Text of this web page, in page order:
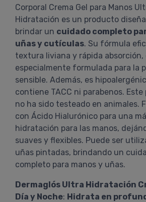
Corporal Crema Gel para Manos
Hidratación es un producto
brindar un cuidado completo
uñas y cutículas. Su fórmula
textura liviana y rápida absorción,
especialmente formulada para la
sensible. Además, es
contiene TACC ni parabenos.
no ha sido testeado en animales.
con Ácido Hialurónico para una
hidratación para las manos,
suaves y flexibles. Puede ser
uñas pintadas, brindando un
completo para manos y uñas.
Dermaglós Ultra Hidratación
Día y Noche: Hidrata en